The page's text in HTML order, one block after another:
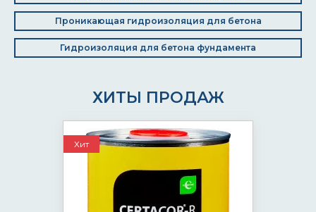
Проникающая гидроизоляция для бетона
Гидроизоляция для бетона фундамента
ХИТЫ ПРОДАЖ
Хит